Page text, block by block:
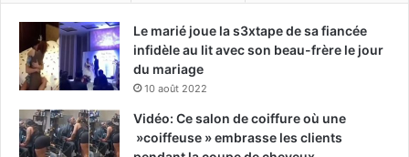
Le marié joue la s3xtape de sa fiancée
infidèle au lit avec son beau-frère le jour
du mariage
10 août 2022
Vidéo: Ce salon de coiffure où une
»coiffeuse » embrasse les clients